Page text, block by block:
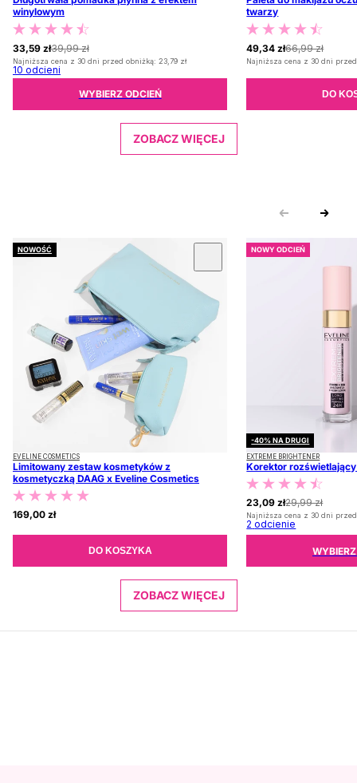
winylowym
39,99 zł
33,59 zł
Najniższa cena z 30 dni przed obniżką: 23,79 zł
10 odcieni
WYBIERZ ODCIEŃ
twarzy
66,99 zł
49,34 zł
Najniższa cena z 30 dni
DO
ZOBACZ WIĘCEJ
NOWOŚĆ
EVELINE COSMETICS
Limitowany zestaw kosmetyków z
kosmetyczką DAAG x Eveline Cosmetics
169,00 zł
DO KOSZYKA
NOWY ODCIEŃ
-40% NA DRUGI
EXTREME BRIGHTENER
Korektor
29,99 zł
23,09 zł
Najniższa cena z 30 dni
2 odcienie
ZOBACZ WIĘCEJ